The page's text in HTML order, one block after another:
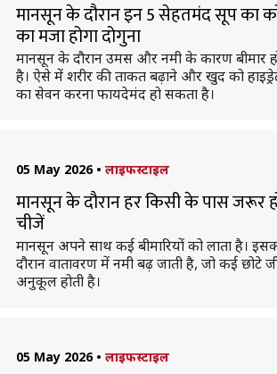
मानसून के दौरान इन 5 सेहतमंद सूप का
का मजा होगा दोगुना
मानसून के दौरान उमस और नमी के कारण बीमार
है। ऐसे में शरीर की ताकत बढ़ाने और खुद को
का सेवन करना फायदेमंद हो सकता है।
05 May 2026 • लाइफस्टाइल
मानसून के दौरान हर किसी के पास जरूर
चीजें
मानसून अपने साथ कई बीमारियों को लाता है।
दौरान वातावरण में नमी बढ़ जाती है, जो कई छोटे
अनुकूल होती है।
05 May 2026 • लाइफस्टाइल